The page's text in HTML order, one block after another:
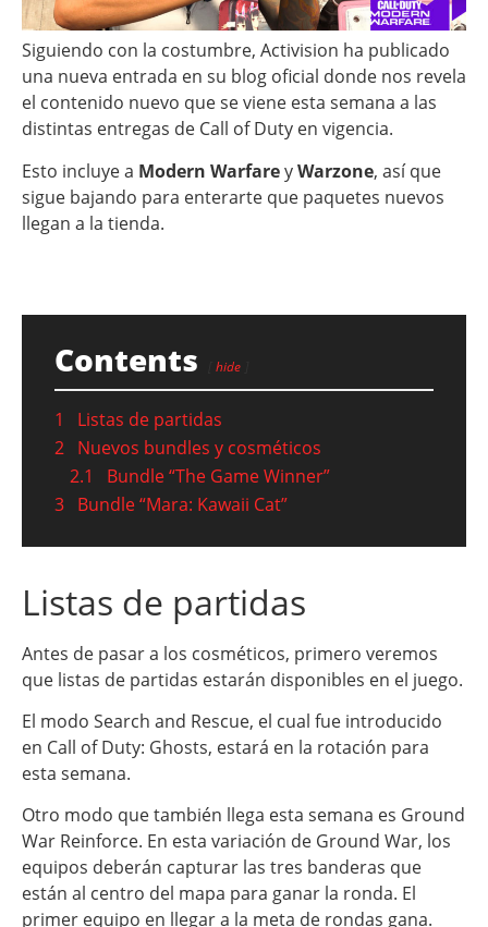
Siguiendo con la costumbre, Activision ha publicado
una nueva entrada en su blog oficial donde nos revela
el contenido nuevo que se viene esta semana a las
distintas entregas de Call of Duty en vigencia.
Esto incluye a Modern WarfareyWarzone, así que
sigue bajando para enterarte que paquetes nuevos
llegan a la tienda.
Contents hide
1
Listas de partidas
2 Nuevos bundles y cosméticos
2.1
Bundle “The Game Winner”
3 Bundle “Mara: Kawaii Cat”
Listas de partidas
Antes de pasar a los cosméticos, primero veremos
que listas de partidas estarán disponibles en el juego.
El modo Search and Rescue, el cual fue introducido
en Call of Duty: Ghosts, estará en la rotación para
esta semana.
Otro modo que también llega esta semana es Ground
War Reinforce. En esta variación de Ground War, los
equipos deberán capturar las tres banderas que
están al centro del mapa para ganar la ronda. El
primer equipo en llegar a la meta de rondas gana.